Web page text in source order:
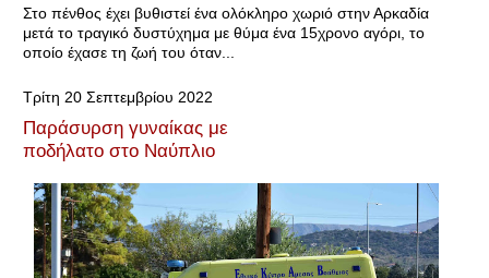
Στο πένθος έχει βυθιστεί ένα ολόκληρο χωριό στην Αρκαδία
μετά το τραγικό δυστύχημα με θύμα ένα 15χρονο αγόρι, το
οποίο έχασε τη ζωή του όταν...
Τρίτη 20 Σεπτεμβρίου 2022
Παράσυρση γυναίκας με
ποδήλατο στο Ναύπλιο